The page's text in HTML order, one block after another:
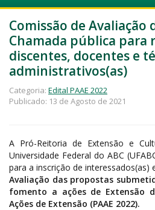
Comissão de Avaliação
Chamada pública para
discentes, docentes e
administrativos(as)
Categoria: Edital PAAE 2022
Publicado: 13 de Agosto de 2021
A Pró-Reitoria de Extensão e
Universidade Federal do ABC
para a inscrição de interessados(as)
Avaliação das propostas
fomento a ações de Extensão
Ações de Extensão (PAAE 2022).